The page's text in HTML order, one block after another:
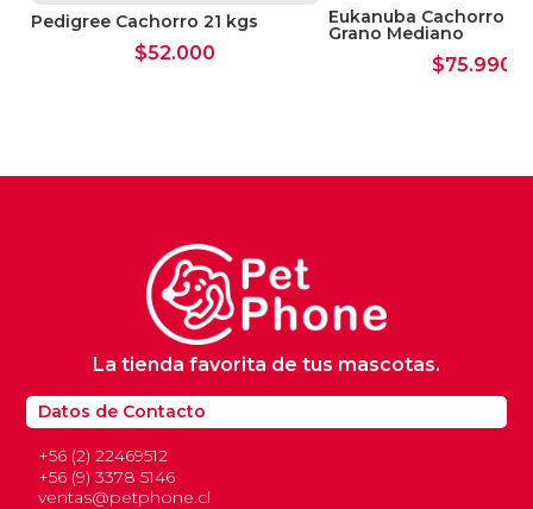
Pedigree Cachorro 21 kgs
$52.000
Eukanuba Cachorro 15
Grano Mediano
$75.990
Datos de Contacto
+56 (2) 22469512
+56 (9) 3378 5146
ventas@petphone.cl
La tienda favorita de tus mascotas.